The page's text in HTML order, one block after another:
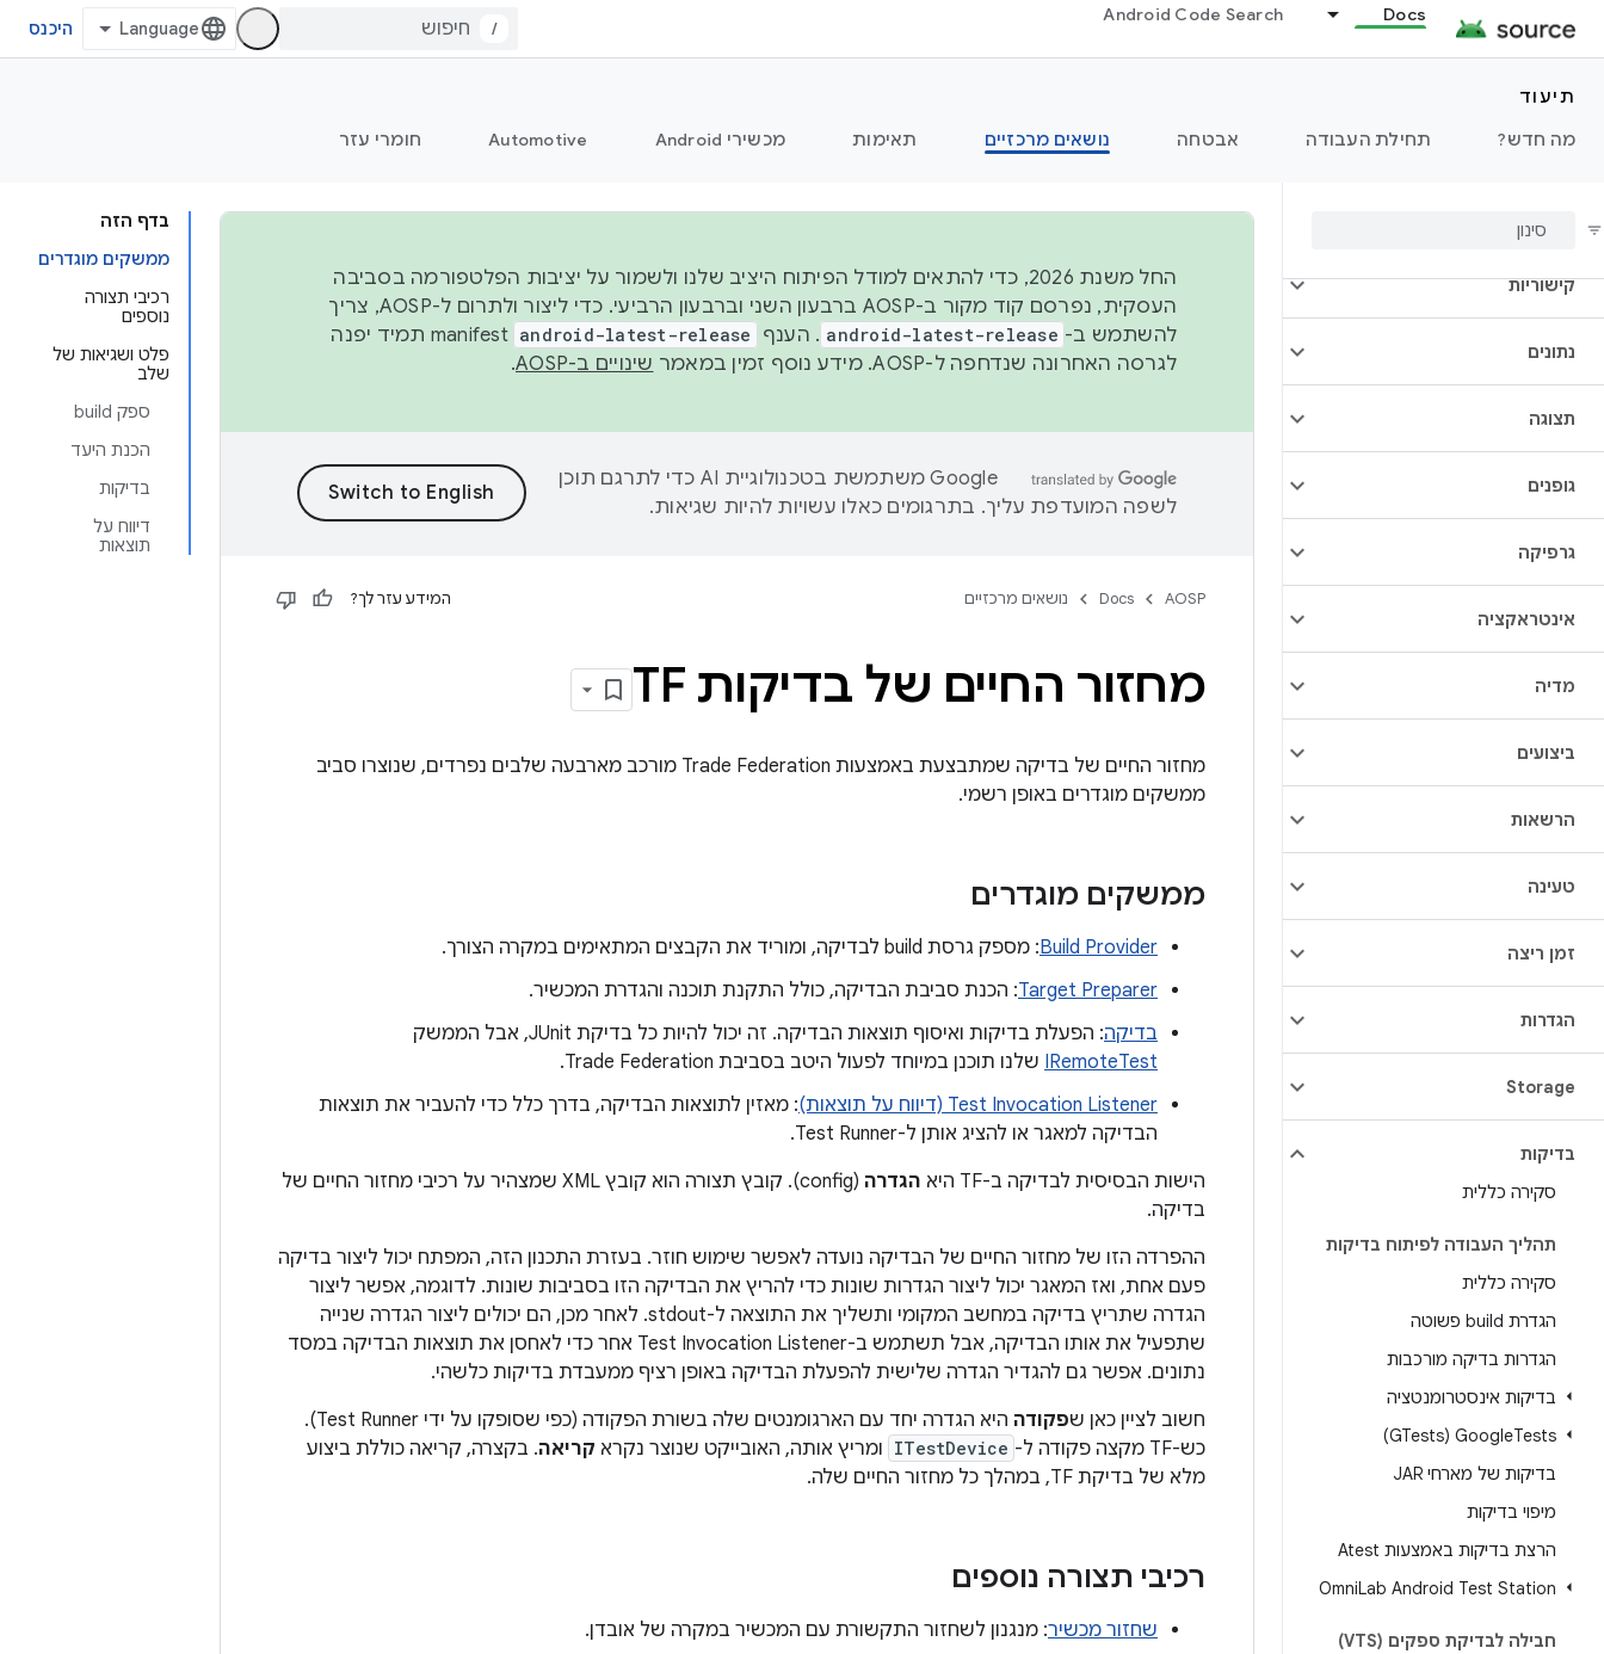
Docs
Android Code Search
/ היכנס
תיעוד
מה חדש?
תחילת העבודה אבטחה נושאים מרכזיים תאימות מכשירי Android Automotive חומרי עזר
סקירה כללית
אודיו
קישוריות
נתונים
תצוגה
גופנים
גרפיקה
אינטראקציה
מדיה
ביצועים
הרשאות
טעינה
זמן ריצה
הגדרות
Storage
בדיקות
סקירה כללית
תהליך העבודה לפיתוח בדיקות
סקירה כללית
הגדרת build פשוטה
הגדרות בדיקה מורכבות
בדיקות אינסטרומנטציה
GoogleTests‏ (GTests)
בדיקות של מארחי JAR
מיפוי בדיקות
הרצת בדיקות באמצעות Atest
OmniLab Android Test Station
חבילה לבדיקת ספקים (VTS)
בדף הזה
ממשקים מוגדרים
רכיבי תצורה
נוספים
פלט ושגיאות של
שלב
ספק build
הכנת היעד
בדיקות
דיווח על
תוצאות
החל משנת 2026, כדי להתאים למודל הפיתוח היציב שלנו ולשמור על יציבות הפלטפורמה בסביבה
העסקית, נפרסם קוד מקור ב-AOSP ברבעון השני וברבעון הרביעי. כדי ליצור ולתרום ל-AOSP, צריך
להשתמש ב- android-latest-release . הענף android-latest-release
manifest תמיד יפנה
לגרסה האחרונה שנדחפה ל-AOSP. מידע נוסף זמין במאמר
שינויים ב-AOSP .
‫Google משתמשת בטכנולוגיית AI כדי לתרגם תוכן
לשפה המועדפת עליך. בתרגומים כאלו עשויות להיות שגיאות.
AOSP
Docs נושאים מרכזיים המידע עזר לך?
מחזור החיים של בדיקות TF
מחזור החיים של בדיקה שמתבצעת באמצעות Trade Federation מורכב מארבעה שלבים נפרדים, שנוצרו סביב
ממשקים מוגדרים באופן רשמי.
ממשקים מוגדרים
Build Provider: מספק גרסת build לבדיקה, ומוריד את הקבצים המתאימים במקרה הצורך.
Target Preparer: הכנת סביבת הבדיקה, כולל התקנת תוכנה והגדרת המכשיר.
בדיקה: הפעלת בדיקות ואיסוף תוצאות הבדיקה. זה יכול להיות כל בדיקת JUnit, אבל הממשק
IRemoteTest שלנו תוכנן במיוחד לפעול היטב בסביבת Trade Federation.
Test Invocation Listener (דיווח על תוצאות)
: מאזין לתוצאות הבדיקה, בדרך כלל כדי להעביר את תוצאות
הבדיקה למאגר או להציג אותן ל-Test Runner.
הישות הבסיסית לבדיקה ב-TF היא
הגדרה
(config). קובץ תצורה הוא קובץ XML שמצהיר על רכיבי מחזור החיים של
בדיקה.
ההפרדה הזו של מחזור החיים של הבדיקה נועדה לאפשר שימוש חוזר. בעזרת התכנון הזה, המפתח יכול ליצור בדיקה
פעם אחת, ואז המאגר יכול ליצור הגדרות שונות כדי להריץ את הבדיקה הזו בסביבות שונות. לדוגמה, אפשר ליצור
הגדרה שתריץ בדיקה במחשב המקומי ותשליך את התוצאה ל-stdout. לאחר מכן, הם יכולים ליצור הגדרה שנייה
שתפעיל את אותו הבדיקה, אבל תשתמש ב-Test Invocation Listener אחר כדי לאחסן את תוצאות הבדיקה במסד
נתונים. אפשר גם להגדיר הגדרה שלישית להפעלת הבדיקה באופן רציף ממעבדת בדיקות כלשהי.
חשוב לציין כאן שפקודה
היא הגדרה יחד עם הארגומנטים שלה בשורת הפקודה (כפי שסופקו על ידי Test Runner).
כש-TF מקצה פקודה ל-
ITestDevice ומריץ אותה, האובייקט שנוצר נקרא קריאה. בקצרה, קריאה כוללת ביצוע
מלא של בדיקת TF, במהלך כל מחזור החיים שלה.
רכיבי תצורה נוספים
שחזור מכשיר: מנגנון לשחזור התקשורת עם המכשיר במקרה של אובדן.